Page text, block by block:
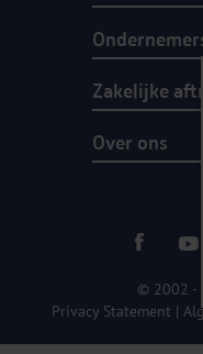
Zakelijke
Over ons
© 2002 -
Privacy Statement|